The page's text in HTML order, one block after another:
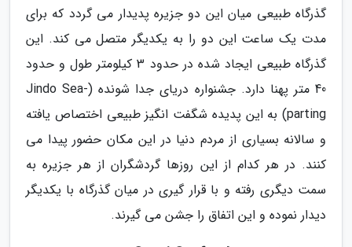
گذرگاه طبیعی میان این دو جزیره پدیدار می گردد که برای
مدت یک ساعت این دو را به یکدیگر متصل می کند. این
گذرگاه طبیعی ایجاد شده در حدود 3 کیلومتر طول و حدود
40 متر پهنا دارد. جشنواره دریای جدا شونده (Jindo Sea-
parting) به این پدیده شگفت انگیز طبیعی اختصاص یافته
و سالانه بسیاری از مردم دنیا در این مکان حضور پیدا می
کنند. در هر کدام از این روزها گردشگران از هر جزیره به
سمت دیگری رفته و با قرار گیری در میان گذرگاه با یکدیگر
دیدار نموده و این اتفاق را جشن می گیرند.